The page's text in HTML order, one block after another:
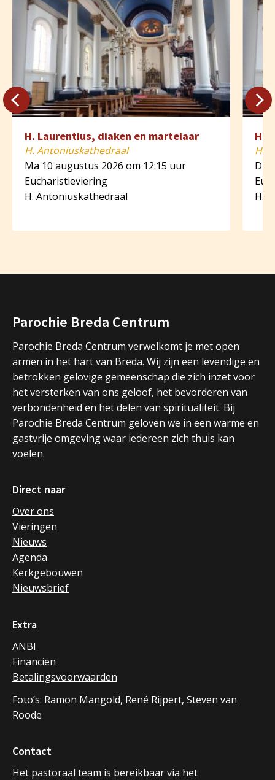
H. Laurentius, diaken en martelaar
H. Antoniuskathedraal
Ma 10 augustus 2026 om 12:15 uur
Eucharistieviering
H. Antoniuskathedraal
H.
H.
Di
H.
Parochie Breda Centrum
Parochie Breda Centrum verwelkomt je met open
armen in het hart van Breda. Wij zijn een levendige en
betrokken gelovige gemeenschap die zich inzet voor
het versterken van ons geloof, het bevorderen van
verbondenheid en het delen van spiritualiteit. Bij
Parochie Breda Centrum geloven we in een warme en
gastvrije omgeving waar iedereen zich thuis kan
voelen.
Direct naar
Over ons
Vieringen
Nieuws
Agenda
Kerkgebouwen
Nieuwsbrief
Extra
ANBI
Financiën
Betalingsvoorwaarden
Foto’s: Ramon Mangold, René Rijpert, Steven van
Roode
Contact
Het pastoraal team is bereikbaar via het